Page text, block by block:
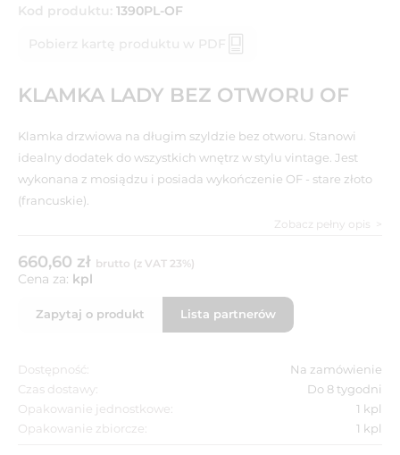
Kod produktu: 1390PL-OF
Pobierz kartę produktu w PDF
KLAMKA LADY BEZ OTWORU OF
Klamka drzwiowa na długim szyldzie bez otworu. Stanowi
idealny dodatek do wszystkich wnętrz w stylu vintage. Jest
wykonana z mosiądzu i posiada wykończenie OF - stare złoto
(francuskie).
Zobacz pełny opis
660,60 zł brutto (z VAT 23%)
Cena za: kpl
Zapytaj o produkt Lista partnerów
Dostępność:
Na zamówienie
Czas dostawy:
Do 8 tygodni
Opakowanie jednostkowe:
1 kpl
Opakowanie zbiorcze:
1 kpl